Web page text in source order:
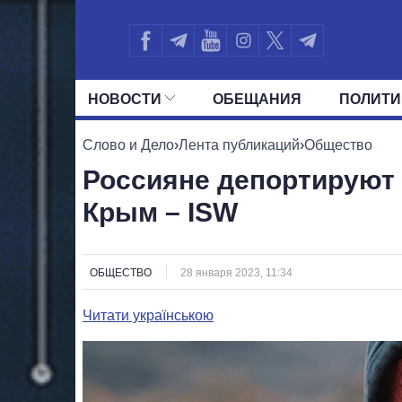
НОВОСТИ ОБЕЩАНИЯ
ВСЕ ПОЛИТИКИ ПРЕЗИДЕНТ И
Слово и Дело›Лента публикаций›Общество
Россияне
Крым – ISW
ОБЩЕСТВО 28 января 2023, 11:34
Читати українською